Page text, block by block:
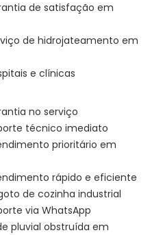
de satisfação em
de hidrojateamento em
e clínicas
no serviço
técnico imediato
prioritário em
rápido e eficiente
de cozinha industrial
via WhatsApp
pluvial obstruída em